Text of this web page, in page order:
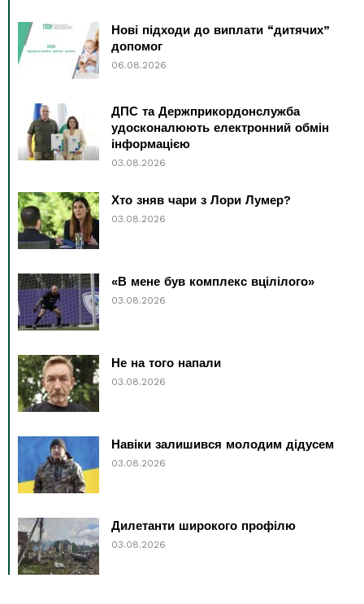
Нові підходи до виплати “дитячих”
допомог
06.08.2026
ДПС та Держприкордонслужба
удосконалюють електронний обмін
інформацією
03.08.2026
Хто зняв чари з Лори Лумер?
03.08.2026
«В мене був комплекс вцілілого»
03.08.2026
Не на того напали
03.08.2026
Навіки залишився молодим дідусем
03.08.2026
Дилетанти широкого профілю
03.08.2026